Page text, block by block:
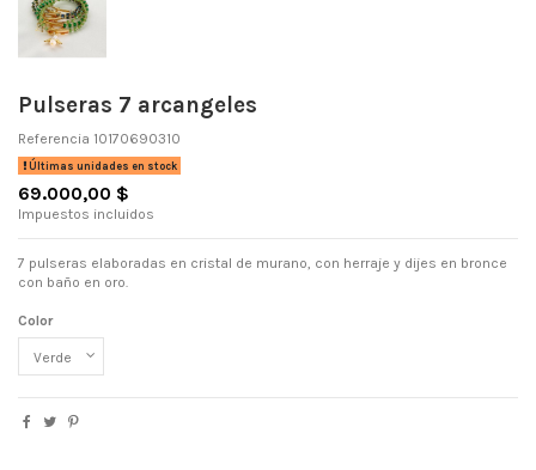
Pulseras 7 arcangeles
Referencia 10170690310
Últimas unidades en stock
69.000,00 $
Impuestos incluidos
7 pulseras elaboradas en cristal de murano, con herraje y dijes en bronce
con baño en oro.
Color